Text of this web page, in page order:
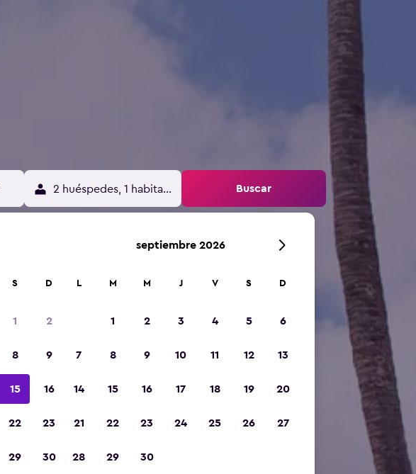
2 huéspedes, 1 habitación Buscar
S D
1 2
8 9
15 16
22 23
29 30
septiembre 2026
L M M J V S D
1 2 3 4 5 6
7 8 9 10 11 12 13
14 15 16 17 18 19 20
21 22 23 24 25 26 27
28 29 30